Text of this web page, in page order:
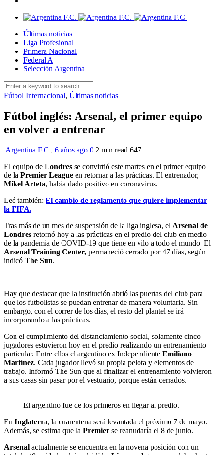
Últimas noticias
Liga Profesional
Primera Nacional
Federal A
Selección Argentina
Fútbol Internacional, Últimas noticias
Fútbol inglés: Arsenal, el primer equipo
en volver a entrenar
Argentina F.C., 6 años ago 0 2 min read 647
El equipo de Londres se convirtió este martes en el primer equipo
de la Premier League en retornar a las prácticas. El entrenador,
Mikel Arteta, había dado positivo en coronavirus.
Leé también: El cambio de reglamento que quiere implementar
la FIFA.
Tras más de un mes de suspensión de la liga inglesa, el Arsenal de
Londres retornó hoy a las prácticas en el predio del club en medio
de la pandemia de COVID-19 que tiene en vilo a todo el mundo. El
Arsenal Training Center, permaneció cerrado por 47 días, según
indicó The Sun.
Hay que destacar que la institución abrió las puertas del club para
que los futbolistas se puedan entrenar de manera voluntaria. Sin
embargo, con el correr de los días, el resto del plantel se irá
incorporando a las prácticas.
Con el cumplimiento del distanciamiento social, solamente cinco
jugadores estuvieron hoy en el predio realizando un entrenamiento
particular. Entre ellos el argentino ex Independiente Emiliano
Martínez. Cada jugador llevó su propia pelota y elementos de
trabajo. Informó The Sun que al finalizar el entrenamiento volvieron
a sus casas sin pasar por el vestuario, porque están cerrados.
El argentino fue de los primeros en llegar al predio.
En Inglaterra, la cuarentena será levantada el próximo 7 de mayo.
Además, se estima que la Premier se reanudaría el 8 de junio.
Arsenal actualmente se encuentra en la novena posición con un